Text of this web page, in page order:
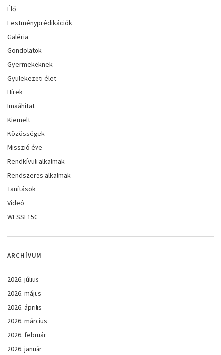
Élő
Festményprédikációk
Galéria
Gondolatok
Gyermekeknek
Gyülekezeti élet
Hírek
Imaáhítat
Kiemelt
Közösségek
Misszió éve
Rendkívüli alkalmak
Rendszeres alkalmak
Tanítások
Videó
WESSI 150
ARCHÍVUM
2026. július
2026. május
2026. április
2026. március
2026. február
2026. január